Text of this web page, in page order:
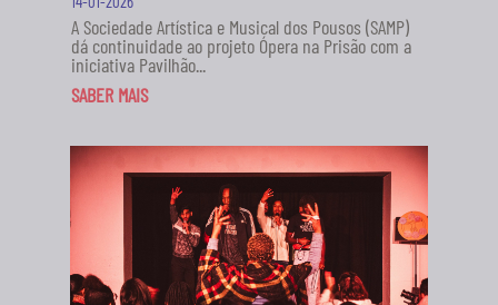
A Sociedade Artística e Musical dos Pousos (SAMP)
dá continuidade ao projeto Ópera na Prisão com a
iniciativa Pavilhão...
SABER MAIS